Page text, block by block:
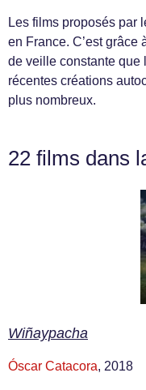
Les films proposés par
en France. C’est grâce
de veille constante que
récentes créations
plus nombreux.
22 films dans
Wiñaypacha
Óscar Catacora, 2018